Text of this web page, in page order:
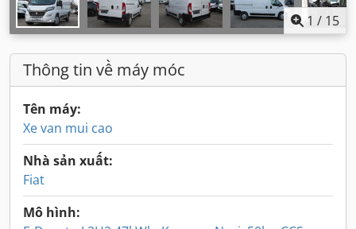
1 / 15
Thông tin về máy móc
Tên máy:
Xe van mui cao
Nhà sản xuất:
Fiat
Mô hình: